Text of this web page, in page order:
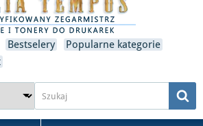
Bestselery
Popularne kategorie